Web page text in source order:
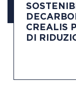
CREALIS
DI